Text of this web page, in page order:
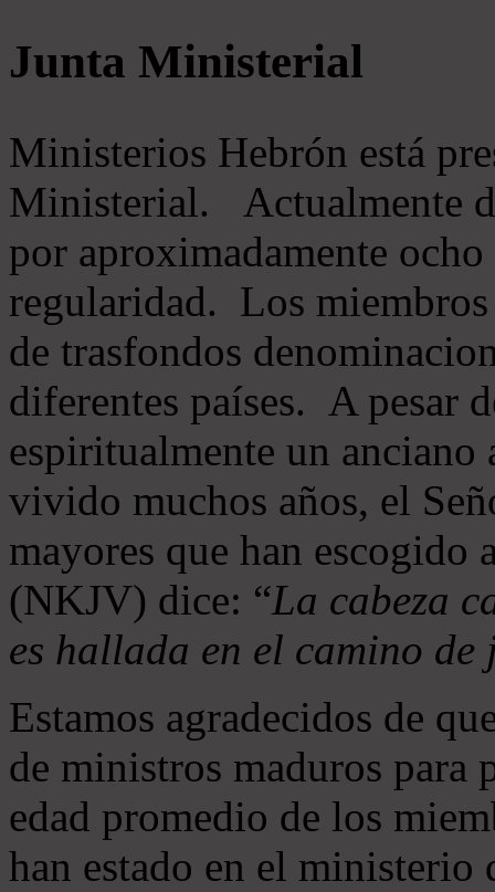
Junta Ministerial
Ministerios Hebrón está
Ministerial. Actualmente
por aproximadamente
regularidad. Los
de trasfondos
diferentes países. A pesar
espiritualmente un
vivido muchos años, el
mayores que han
(NKJV) dice: “La cabeza
es hallada en el camino de
Estamos agradecidos de
de ministros maduros
edad promedio de los
han estado en el ministerio